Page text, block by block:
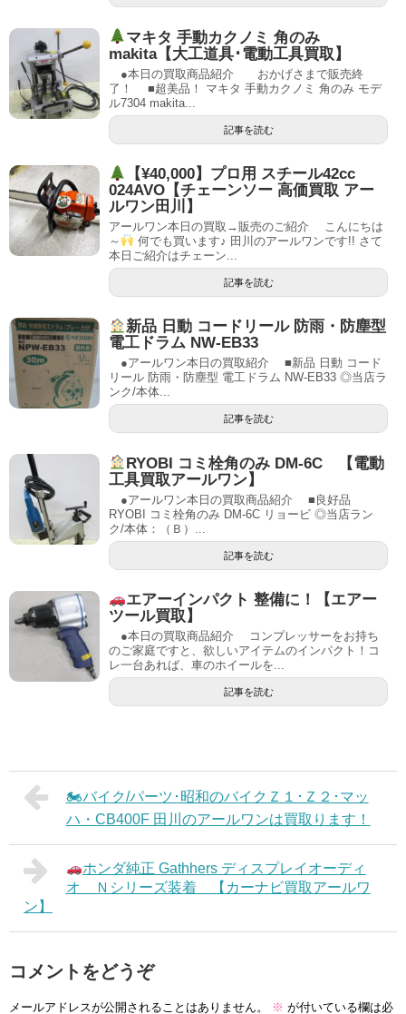
マキタ 手動カクノミ 角のみ
makita【大工道具･電動工具買取】
●本日の買取商品紹介 おかげさまで販売終
了！ ■超美品！ マキタ 手動カクノミ 角のみ モデ
ル7304 makita...
記事を読む
【¥40,000】プロ用 スチール42cc
024AVO【チェーンソー 高価買取 アー
ルワン田川】
アールワン本日の買取→販売のご紹介 こんにちは
～
何でも買います♪ 田川のアールワンです!! さて
本日ご紹介はチェーン...
記事を読む
新品 日動 コードリール 防雨・防塵型
電工ドラム NW-EB33
●アールワン本日の買取紹介 ■新品 日動 コード
リール 防雨・防塵型 電工ドラム NW-EB33 ◎当店ラ
ンク/本体...
記事を読む
RYOBI コミ栓角のみ DM-6C 【電動
工具買取アールワン】
●アールワン本日の買取商品紹介 ■良好品
RYOBI コミ栓角のみ DM-6C リョービ ◎当店ラン
ク/本体：（Ｂ）...
記事を読む
エアーインパクト 整備に！【エアー
ツール買取】
●本日の買取商品紹介 コンプレッサーをお持ち
のご家庭ですと、欲しいアイテムのインパクト！コ
レ一台あれば、車のホイールを...
記事を読む
🏍バイク/パーツ･昭和のバイクＺ１･Ｚ２･マッ
ハ・CB400F 田川のアールワンは買取ります！
ホンダ純正 Gathhers ディスプレイオーディ
オ Ｎシリーズ装着 【カーナビ買取アールワ
ン】
コメントをどうぞ
メールアドレスが公開されることはありません。 ※ が付いている欄は必